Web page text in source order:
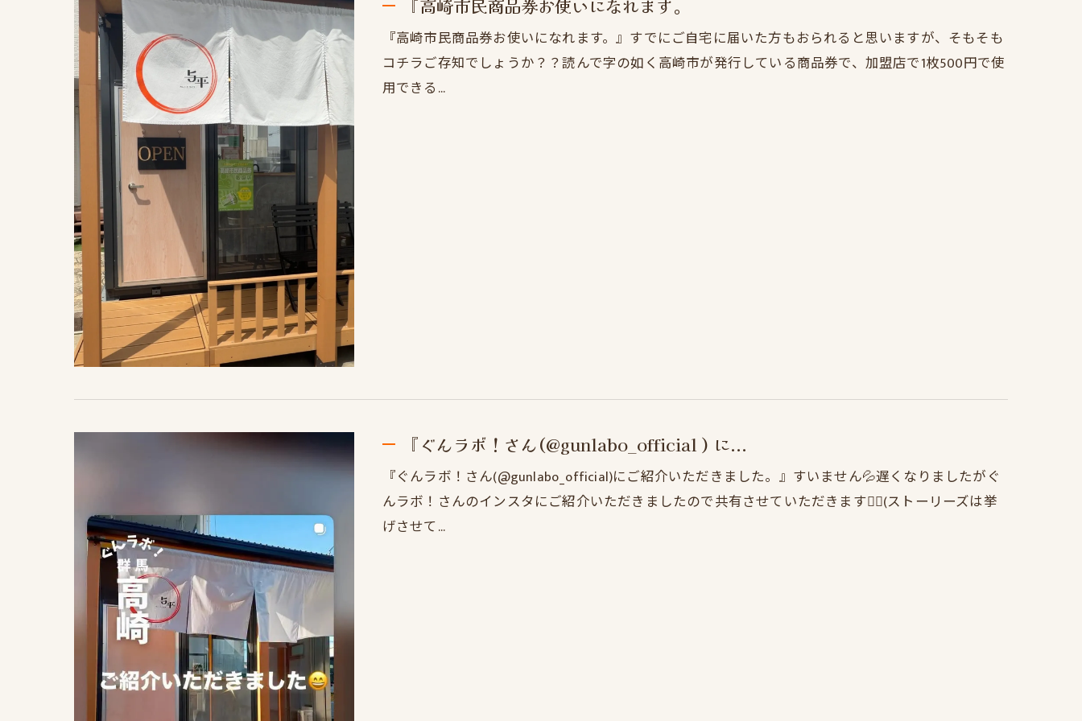
『高崎市民商品券お使いになれます。
『高崎市民商品券お使いになれます。』すでにご自宅に届いた方もおられると思いますが、そもそも
コチラご存知でしょうか？？読んで字の如く高崎市が発行している商品券で、加盟店で1枚500円で使
用できる…
『ぐんラボ！さん(@gunlabo_official ) に...
『ぐんラボ！さん(@gunlabo_official)にご紹介いただきました。』すいません💦遅くなりましたがぐ
んラボ！さんのインスタにご紹介いただきましたので共有させていただきます🙇‍♂️(ストーリーズは挙
げさせて…